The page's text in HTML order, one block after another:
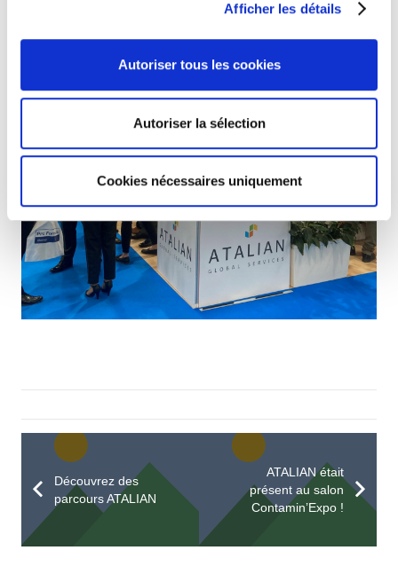
Afficher les détails
Autoriser tous les cookies
Autoriser la sélection
Cookies nécessaires uniquement
Découvrez des
parcours ATALIAN
ATALIAN était
présent au salon
Contamin’Expo !